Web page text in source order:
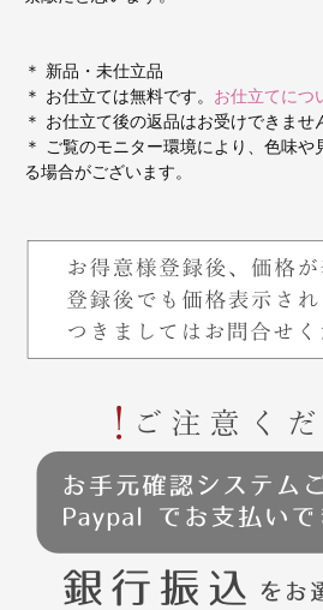
＊ 新品・未仕立品
＊ お仕立ては無料です。 お仕立てにつ
＊ お仕立て後の返品はお受けできませ
＊ ご覧のモニター環境により、色味や
る場合がございます。